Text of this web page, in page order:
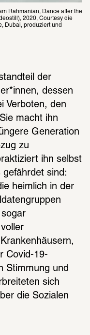
Rahmanian, Dance after the
2020, Courtesy die
Dubai, produziert und
der
dessen
Verboten, den
macht ihn
Generation
zu
ihn selbst
sind:
heimlich in der
Covid-19-
Stimmung und
sich
die Sozialen